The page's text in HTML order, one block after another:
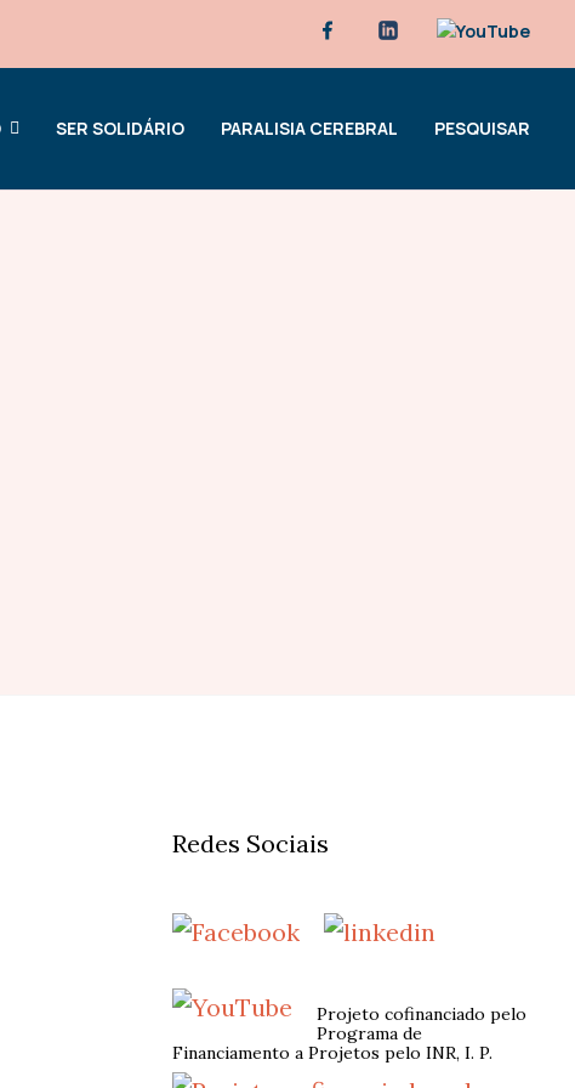
SER SOLIDÁRIO PARALISIA CEREBRAL PESQUISAR
Redes Sociais
Projeto cofinanciado pelo
Programa de
Financiamento a Projetos pelo INR, I. P.